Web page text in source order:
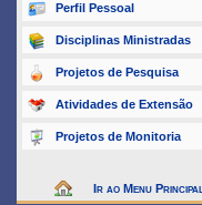
Perfil Pessoal
Disciplinas Ministradas
Projetos de Pesquisa
Atividades de Extensão
Projetos de Monitoria
Ir ao Menu Principal